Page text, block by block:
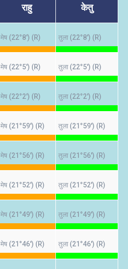
राहु केतु
मेष (22°8') (R) तुला (22°8') (R)
मेष (22°5') (R) तुला (22°5') (R)
मेष (22°2') (R) तुला (22°2') (R)
मेष (21°59') (R) तुला (21°59') (R)
मेष (21°56') (R) तुला (21°56') (R)
मेष (21°52') (R) तुला (21°52') (R)
मेष (21°49') (R) तुला (21°49') (R)
मेष (21°46') (R) तुला (21°46') (R)